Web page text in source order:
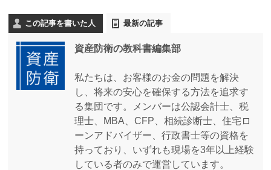
この記事を書いた人 最新の記事
資産防衛の教科書編集部
私たちは、お客様のお金の問題を解決
し、将来の安心を確保する方法を追求す
る集団です。メンバーは公認会計士、税
理士、MBA、CFP、相続診断士、住宅ロ
ーンアドバイザー、行政書士等の資格を
持っており、いずれも現場を3年以上経験
している者のみで運営しています。